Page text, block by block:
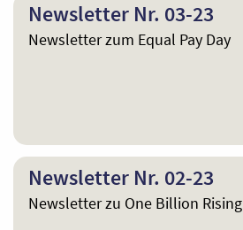
Newsletter Nr. 03-23
Newsletter zum Equal Pay Day
Newsletter Nr. 02-23
Newsletter zu One Billion Rising